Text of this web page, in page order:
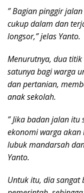
” Bagian pinggir
cukup dalam dan
longsor,” jelas Yanto.
Menurutnya, dua
satunya bagi warga
dan pertanian,
anak sekolah.
” Jika badan jalan
ekonomi warga akan
lubuk mandarsah
Yanto.
Untuk itu, dia